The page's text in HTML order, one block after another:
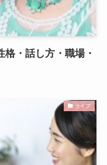
・話し方・職場・
ライフ